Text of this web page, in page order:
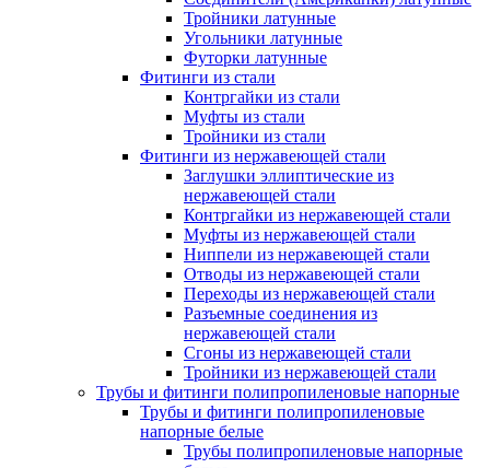
Тройники латунные
Угольники латунные
Футорки латунные
Фитинги из стали
Контргайки из стали
Муфты из стали
Тройники из стали
Фитинги из нержавеющей стали
Заглушки эллиптические из
нержавеющей стали
Контргайки из нержавеющей стали
Муфты из нержавеющей стали
Ниппели из нержавеющей стали
Отводы из нержавеющей стали
Переходы из нержавеющей стали
Разъемные соединения из
нержавеющей стали
Сгоны из нержавеющей стали
Тройники из нержавеющей стали
Трубы и фитинги полипропиленовые напорные
Трубы и фитинги полипропиленовые
напорные белые
Трубы полипропиленовые напорные